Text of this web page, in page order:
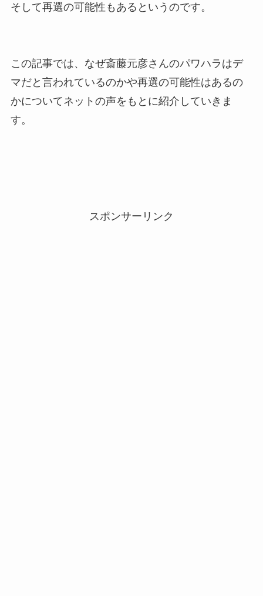
そして再選の可能性もあるというのです。
この記事では、なぜ斎藤元彦さんのパワハラはデ
マだと言われているのかや再選の可能性はあるの
かについてネットの声をもとに紹介していきま
す。
スポンサーリンク